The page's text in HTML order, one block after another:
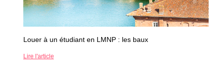
Louer à un étudiant en LMNP : les baux
Lire l'article